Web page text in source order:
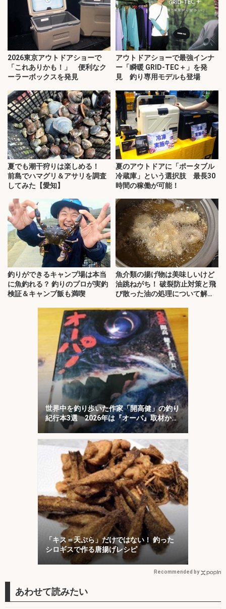
2026東京アウトドアショーで
「これありかも！」 便利なク
ーラーボックスを発見
アウトドアショーで最強インナ
ー「瞬暖 GRID-TEC＋」を発
見 釣り専用モデルも登場
夏でも潮干狩りは楽しめる！
前島でハマグリ＆アサリを調査
してみた【愛知】
夏のアウトドアに「ポータブル
冷蔵庫」という選択肢 最長30
時間の稼働が可能！
釣りができるキャンプ場は本当
に魚釣れる？ 釣りのプロが実釣
検証＆キャンプ飯も満喫
魚介類の揚げ物は美味しいけど
油跳ねがち！ 破裂防止対策と飛
び散った油の処理について解
世界中を釣り歩いた作家「開高健」の釣り
紀行本3選 2026年は『オーパ』取材から
50周年
「キス＝天ぷら」だけではない！ 釣った
シロギスで作る唐揚げレシピ
Recommended by